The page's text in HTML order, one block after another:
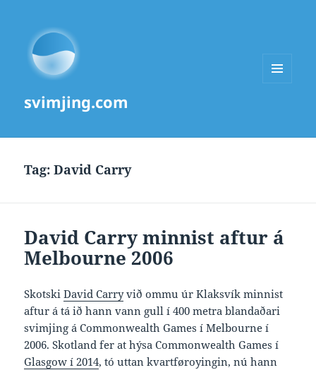
svimjing.com
Tag:David Carry
David Carry minnist aftur á
Melbourne 2006
SkotskiDavid Carryvið ommu úr Klaksvík minnist
aftur á tá ið hann vann gull í 400 metra blandaðari
svimjing á Commonwealth Games í Melbourne í
2006. Skotland fer at hýsa Commonwealth Games í
Glasgow í 2014, tó uttan kvartføroyingin, nú hann